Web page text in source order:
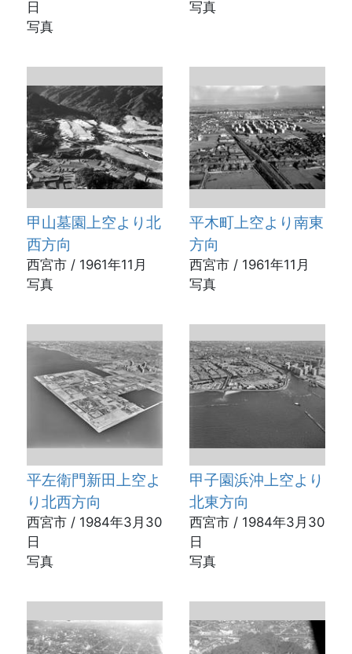
日
写真
写真
甲山墓園上空より北
西方向
西宮市 / 1961年11月
写真
平木町上空より南東
方向
西宮市 / 1961年11月
写真
平左衛門新田上空よ
り北西方向
西宮市 / 1984年3月30
日
写真
甲子園浜沖上空より
北東方向
西宮市 / 1984年3月30
日
写真